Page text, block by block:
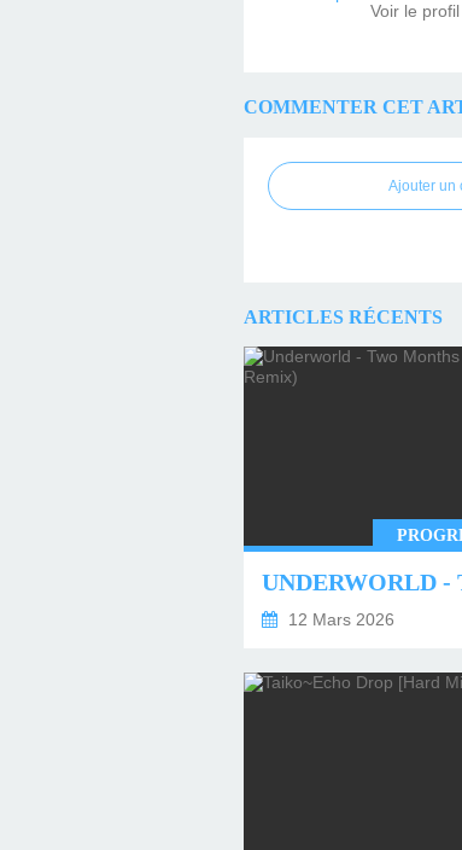
Voir le
COMMENTER CET
Ajouter un
ARTICLES RÉCENTS
12 Mars 2026